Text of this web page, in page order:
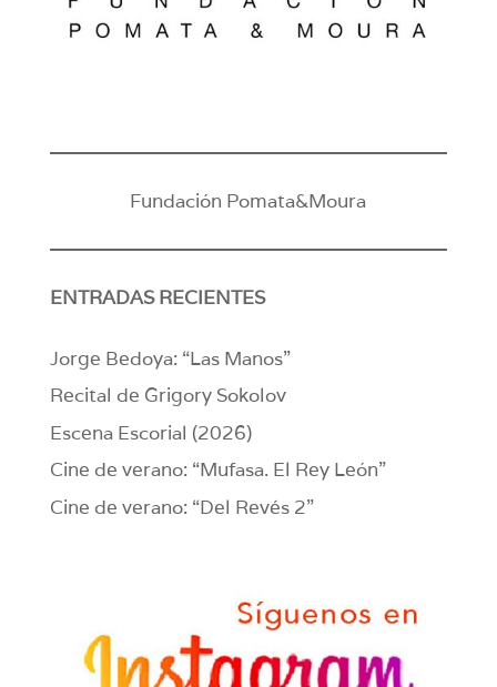
Fundación Pomata&Moura
ENTRADAS RECIENTES
Jorge Bedoya: “Las Manos”
Recital de Grigory Sokolov
Escena Escorial (2026)
Cine de verano: “Mufasa. El Rey León”
Cine de verano: “Del Revés 2”